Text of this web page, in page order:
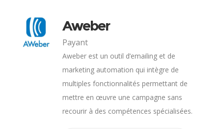
Aweber
Payant
Aweber est un outil d’emailing et de
marketing automation qui intègre de
multiples fonctionnalités permettant de
mettre en œuvre une campagne sans
recourir à des compétences spécialisées.